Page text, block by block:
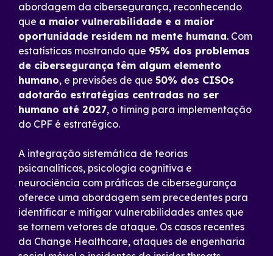
abordagem da cibersegurança, reconhecendo
que a maior vulnerabilidade e a maior
oportunidade residem na mente humana. Com
estatísticas mostrando que 95% dos problemas
de cibersegurança têm algum elemento
humano, e previsões de que 50% dos CISOs
adotarão estratégias centradas no ser
humano até 2027, o timing para implementação
do CPF é estratégico.
A integração sistemática de teorias
psicanalíticas, psicologia cognitiva e
neurociência com práticas de cibersegurança
oferece uma abordagem sem precedentes para
identificar e mitigar vulnerabilidades antes que
se tornem vetores de ataque. Os casos recentes
da Change Healthcare, ataques de engenharia